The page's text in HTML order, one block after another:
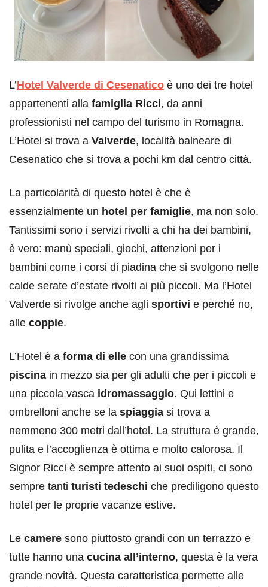
L’Hotel Valverde di Cesenatico è uno dei tre hotel
appartenenti alla famiglia Ricci, da anni
professionisti nel campo del turismo in Romagna.
L’Hotel si trova a Valverde, località balneare di
Cesenatico che si trova a pochi km dal centro città.
La particolarità di questo hotel è che è
essenzialmente un hotel per famiglie, ma non solo.
Tantissimi sono i servizi rivolti a chi ha dei bambini,
è vero: manù speciali, giochi, attenzioni per i
bambini come i corsi di piadina che si svolgono nelle
calde serate d’estate rivolti ai più piccoli. Ma l’Hotel
Valverde si rivolge anche agli sportivi e perché no,
alle coppie.
L’Hotel è a forma di elle con una grandissima
piscina in mezzo sia per gli adulti che per i piccoli e
una piccola vasca idromassaggio. Qui lettini e
ombrelloni anche se la spiaggia si trova a
nemmeno 300 metri dall’hotel. La struttura è grande,
pulita e l’accoglienza è ottima e molto calorosa. Il
Signor Ricci è sempre attento ai suoi ospiti, ci sono
sempre tanti turisti tedeschi che prediligono questo
hotel per le proprie vacanze estive.
Le camere sono piuttosto grandi con un terrazzo e
tutte hanno una cucina all’interno, questa è la vera
grande novità. Questa caratteristica permette alle